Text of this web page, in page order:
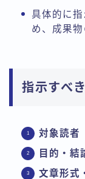
具体的に
め、成果物
指示すべ
対象読者
目的・結
文章形式